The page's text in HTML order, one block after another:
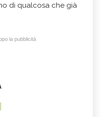
di qualcosa che già
la pubblicità